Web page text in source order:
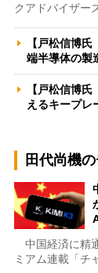
クアドバイザー
【戸松信博
端半導体の製
【戸松信博
えるキープ
田代尚機
中国経済に精
ミアム連載「チ